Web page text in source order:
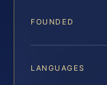
FOUNDED
LANGUAGES